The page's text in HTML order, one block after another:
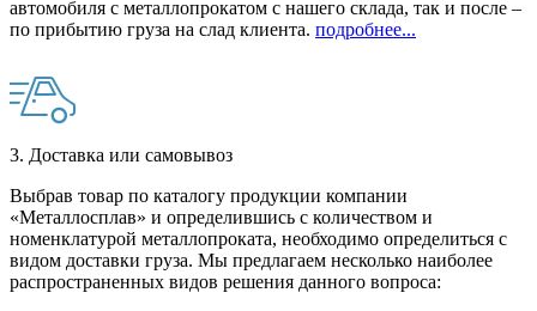
автомобиля с металлопрокатом с нашего склада, так и после –
по прибытию груза на слад клиента. подробнее...
3. Доставка или самовывоз
Выбрав товар по каталогу продукции компании
«Металлосплав» и определившись с количеством и
номенклатурой металлопроката, необходимо определиться с
видом доставки груза. Мы предлагаем несколько наиболее
распространенных видов решения данного вопроса: